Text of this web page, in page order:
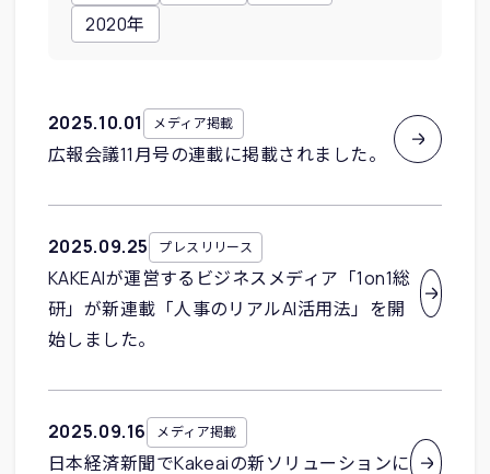
2020年
2025.10.01 メディア掲載
広報会議11月号の連載に掲載されました。
2025.09.25 プレスリリース
KAKEAIが運営するビジネスメディア「1on1総
研」が新連載「人事のリアルAI活用法」を開
始しました。
2025.09.16 メディア掲載
日本経済新聞でKakeaiの新ソリューションに